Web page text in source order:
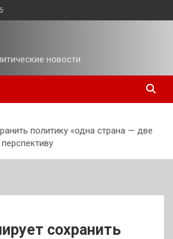
новости.
политику «одна страна — две
сохранить